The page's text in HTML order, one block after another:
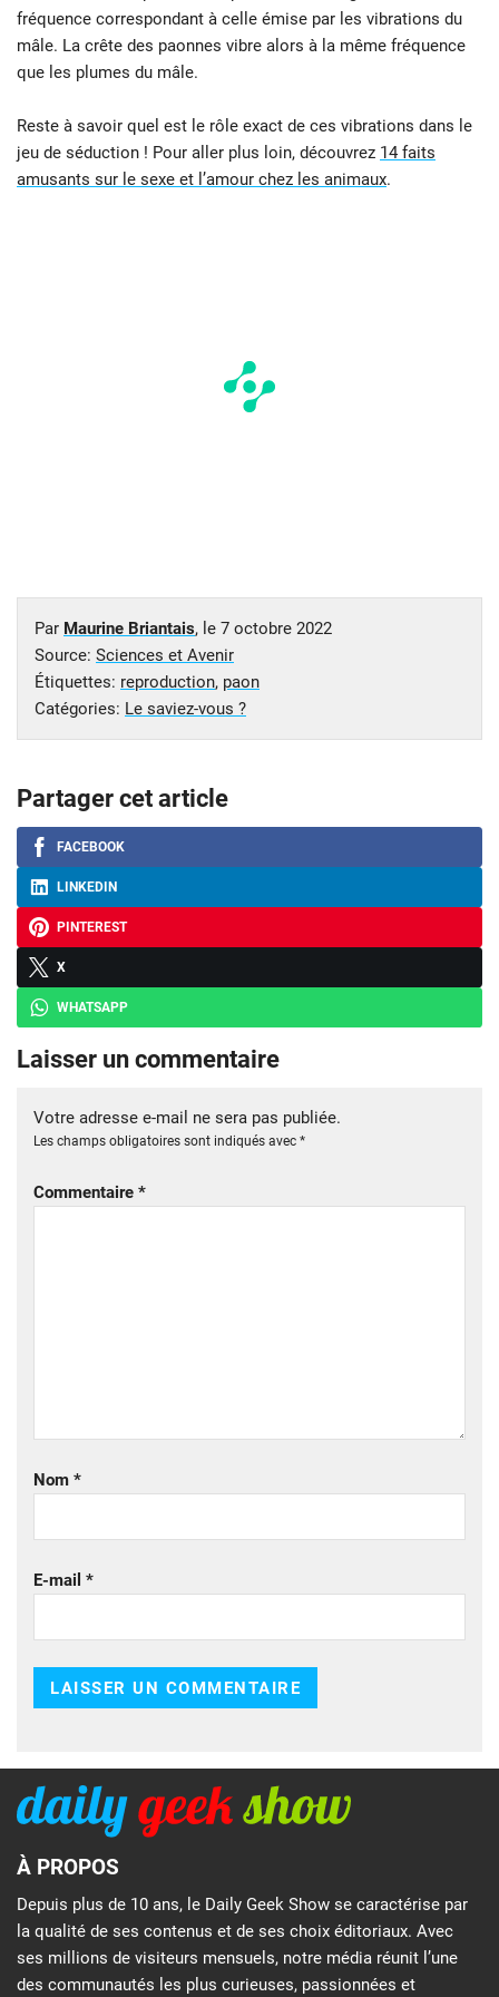
fréquence correspondant à celle émise par les vibrations du
mâle. La crête des paonnes vibre alors à la même fréquence
que les plumes du mâle.
Reste à savoir quel est le rôle exact de ces vibrations dans le
jeu de séduction ! Pour aller plus loin, découvrez 14 faits
amusants sur le sexe et l’amour chez les animaux.
Par Maurine Briantais, le 7 octobre 2022
Source: Sciences et Avenir
Étiquettes: reproduction, paon
Catégories: Le saviez-vous ?
Partager cet article
FACEBOOK
LINKEDIN
PINTEREST
X
WHATSAPP
Laisser un commentaire
Votre adresse e-mail ne sera pas publiée.
Les champs obligatoires sont indiqués avec *
Commentaire *
Nom *
E-mail *
À PROPOS
Depuis plus de 10 ans, le Daily Geek Show se caractérise par
la qualité de ses contenus et de ses choix éditoriaux. Avec
ses millions de visiteurs mensuels, notre média réunit l’une
des communautés les plus curieuses, passionnées et